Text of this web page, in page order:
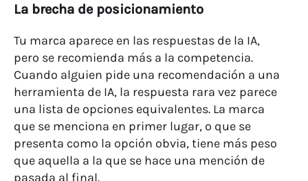
La brecha de posicionamiento
Tu marca aparece en las respuestas de la IA,
pero se recomienda más a la competencia.
Cuando alguien pide una recomendación a una
herramienta de IA, la respuesta rara vez parece
una lista de opciones equivalentes. La marca
que se menciona en primer lugar, o que se
presenta como la opción obvia, tiene más peso
que aquella a la que se hace una mención de
pasada al final.